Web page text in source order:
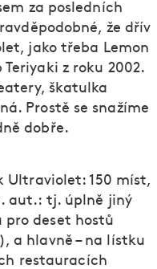
za posledních
že dřív
jako třeba Lemon
Teriyaki z roku 2002.
škatulka
Prostě se snažíme
dobře.
Ultraviolet: 150 míst,
aut.: tj. úplně jiný
pro deset hostů
a hlavně – na lístku
restauracích